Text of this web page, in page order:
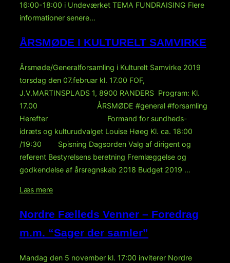
16:00-18:00 i Undeværket TEMA FUNDRAISING Flere
informationer senere…
ÅRSMØDE I KULTURELT SAMVIRKE
Årsmøde/Generalforsamling i Kulturelt Samvirke 2019
torsdag den 07.februar kl. 17.00 FOF,
J.V.MARTINSPLADS 1, 8900 RANDERS Program: Kl.
17.00 ÅRSMØDE #general #forsamling
Herefter Formand for sundheds-
idræts og kulturudvalget Louise Høeg Kl. ca. 18:00
/19:30 Spisning Dagsorden Valg af dirigent og
referent Bestyrelsens beretning Fremlæggelse og
godkendelse af årsregnskab 2018 Budget 2019 …
Læs mere“ÅRSMØDE
KULTURELT
SAMVIRKE”
Nordre Fælleds Venner – Foredrag
m.m. “Sager der samler”
Mandag den 5 november kl. 17:00 inviterer Nordre